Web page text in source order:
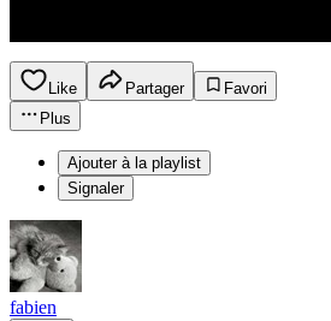
Like Partager
Favori
Plus
Ajouter à la playlist
Signaler
fabien